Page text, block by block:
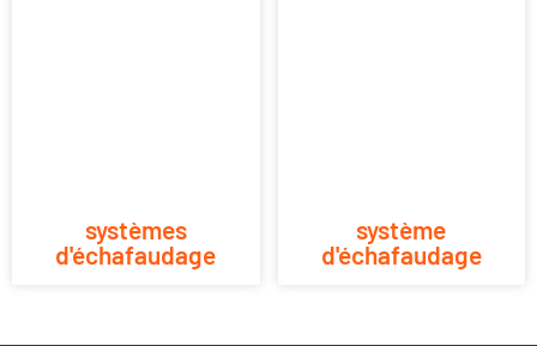
systèmes
d'échafaudage
système
d'échafaudage